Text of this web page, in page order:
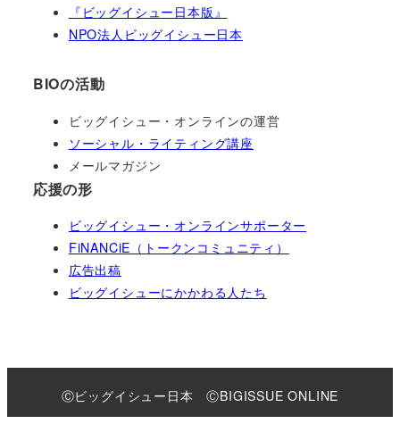
『ビッグイシュー日本版』
NPO法人ビッグイシュー日本
BIOの活動
ビッグイシュー・オンラインの運営
ソーシャル・ライティング講座
メールマガジン
応援の形
ビッグイシュー・オンラインサポーター
FiNANCiE（トークンコミュニティ）
広告出稿
ビッグイシューにかかわる人たち
Ⓒビッグイシュー日本 ⒸBIGISSUE ONLINE